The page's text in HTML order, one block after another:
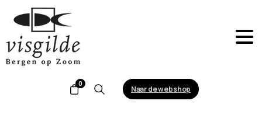
0
Search
Naar de webshop